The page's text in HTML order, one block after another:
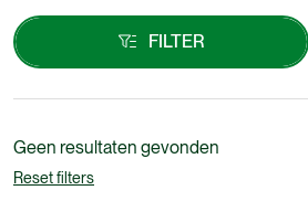
FILTER
Geen resultaten gevonden
Reset filters